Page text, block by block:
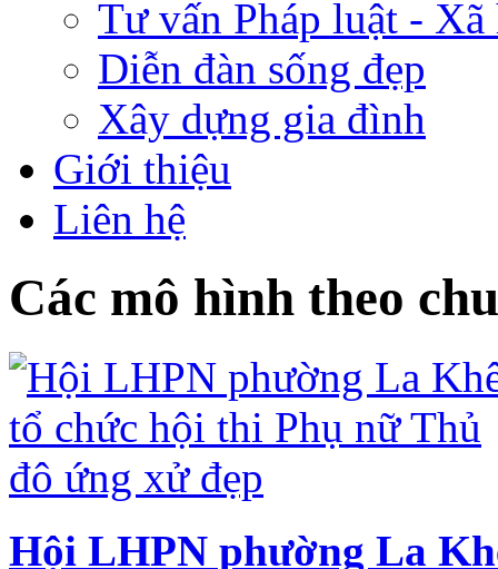
Tư vấn Pháp luật - Xã
Diễn đàn sống đẹp
Xây dựng gia đình
Giới thiệu
Liên hệ
Các mô hình theo
Hội LHPN phường La